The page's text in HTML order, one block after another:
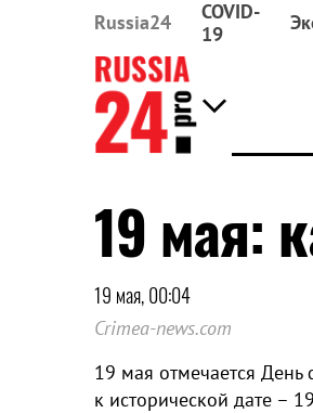
Russia24
COVID-
19
19 мая:
19 мая, 00:04
Crimea-news.com
19 мая отмечается День
к исторической дате –